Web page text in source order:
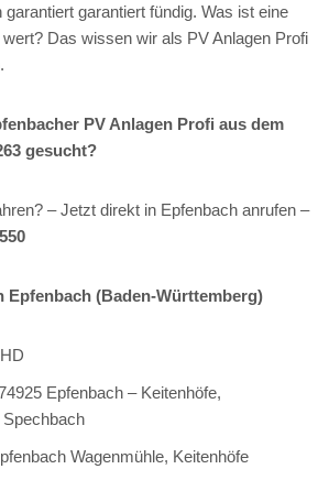
garantiert garantiert fündig. Was ist eine
Das wissen wir als PV Anlagen Profi
PV Anlagen Profi aus dem
gesucht?
– Jetzt direkt in Epfenbach anrufen –
Epfenbach (Baden-Württemberg)
Epfenbach – Keitenhöfe,
Wagenmühle, Keitenhöfe